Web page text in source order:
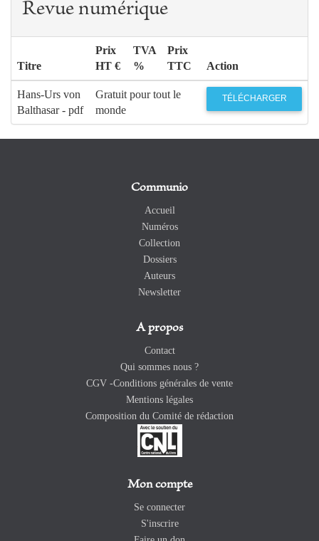
Revue numérique
Titre
Prix
HT €
TVA
%
Prix
TTC
Action
Hans-Urs von
Balthasar - pdf
Gratuit pour tout le
monde
TÉLÉCHARGER
Communio
Accueil
Numéros
Collection
Dossiers
Auteurs
Newsletter
A propos
Contact
Qui sommes nous ?
CGV -Conditions générales de vente
Mentions légales
Composition du Comité de rédaction
Mon compte
Se connecter
S'inscrire